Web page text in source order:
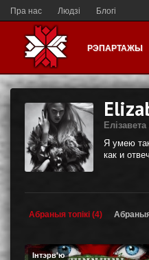
Пра нас Людзі Блогі
РЭПАРТАЖЫ
Елiзавета
Я умею
как и
Абраныя топікі (4)
Інтэрв'ю